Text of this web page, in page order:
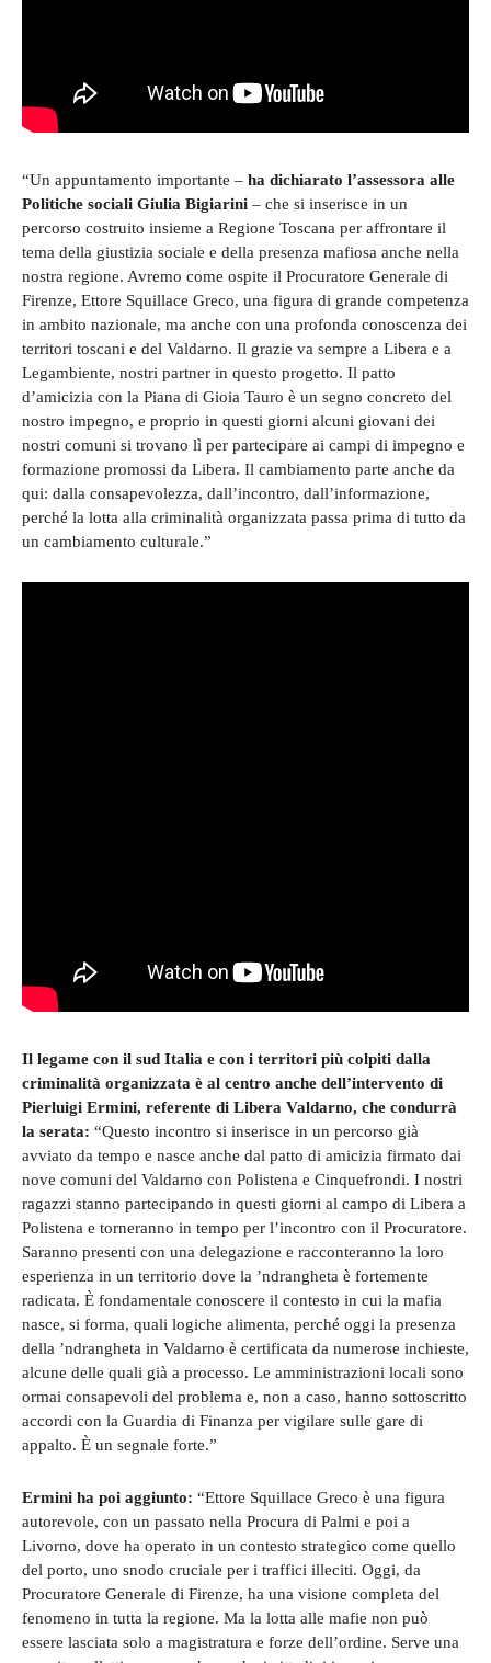
“Un appuntamento importante – ha dichiarato l’assessora alle
Politiche sociali Giulia Bigiarini – che si inserisce in un
percorso costruito insieme a Regione Toscana per affrontare il
tema della giustizia sociale e della presenza mafiosa anche nella
nostra regione. Avremo come ospite il Procuratore Generale di
Firenze, Ettore Squillace Greco, una figura di grande competenza
in ambito nazionale, ma anche con una profonda conoscenza dei
territori toscani e del Valdarno. Il grazie va sempre a Libera e a
Legambiente, nostri partner in questo progetto. Il patto
d’amicizia con la Piana di Gioia Tauro è un segno concreto del
nostro impegno, e proprio in questi giorni alcuni giovani dei
nostri comuni si trovano lì per partecipare ai campi di impegno e
formazione promossi da Libera. Il cambiamento parte anche da
qui: dalla consapevolezza, dall’incontro, dall’informazione,
perché la lotta alla criminalità organizzata passa prima di tutto da
un cambiamento culturale.”
Il legame con il sud Italia e con i territori più colpiti dalla
criminalità organizzata è al centro anche dell’intervento di
Pierluigi Ermini, referente di Libera Valdarno, che condurrà
la serata: “Questo incontro si inserisce in un percorso già
avviato da tempo e nasce anche dal patto di amicizia firmato dai
nove comuni del Valdarno con Polistena e Cinquefrondi. I nostri
ragazzi stanno partecipando in questi giorni al campo di Libera a
Polistena e torneranno in tempo per l’incontro con il Procuratore.
Saranno presenti con una delegazione e racconteranno la loro
esperienza in un territorio dove la ’ndrangheta è fortemente
radicata. È fondamentale conoscere il contesto in cui la mafia
nasce, si forma, quali logiche alimenta, perché oggi la presenza
della ’ndrangheta in Valdarno è certificata da numerose inchieste,
alcune delle quali già a processo. Le amministrazioni locali sono
ormai consapevoli del problema e, non a caso, hanno sottoscritto
accordi con la Guardia di Finanza per vigilare sulle gare di
appalto. È un segnale forte.”
Ermini ha poi aggiunto: “Ettore Squillace Greco è una figura
autorevole, con un passato nella Procura di Palmi e poi a
Livorno, dove ha operato in un contesto strategico come quello
del porto, uno snodo cruciale per i traffici illeciti. Oggi, da
Procuratore Generale di Firenze, ha una visione completa del
fenomeno in tutta la regione. Ma la lotta alle mafie non può
essere lasciata solo a magistratura e forze dell’ordine. Serve una